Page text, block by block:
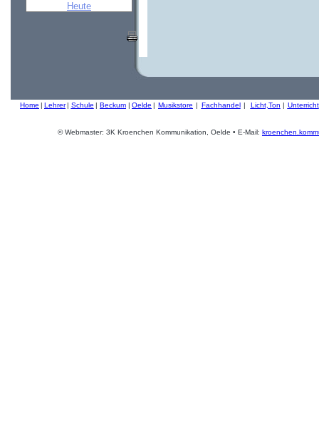
Heute
Home | Lehrer| Schule | Beckum | Oelde | Musikstore | Fachhandel | Licht,Ton | Unterricht
© Webmaster: 3K Kroenchen Kommunikation, Oelde • E-Mail: